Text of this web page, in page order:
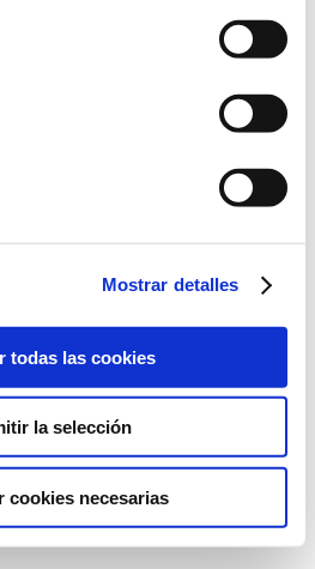
Mostrar detalles
todas las cookies
la selección
cookies necesarias
Dunavirág utca 2-6. 1-es torony. 5.